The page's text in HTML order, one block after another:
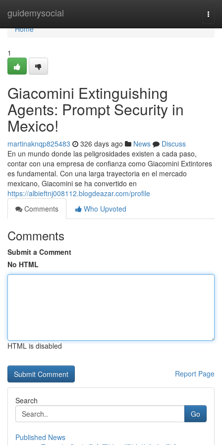
guidemysocial
Home
Home
1
Giacomini Extinguishing
Agents: Prompt Security in
Mexico!
martinaknqp825483 326 days ago News
Discuss
En un mundo donde las peligrosidades existen a cada paso,
contar con una empresa de confianza como Giacomini Extintores
es fundamental. Con una larga trayectoria en el mercado
mexicano, Giacomini se ha convertido en
https://albieftnj008112.blogdeazar.com/profile
Comments
Who Upvoted
Comments
Submit a Comment
No HTML
HTML is disabled
Report Page
Search
Go
Published News